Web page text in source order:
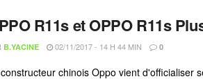
R11s et OPPO R11s
B.YACINE 02/11/2017 - 14 H 44 MIN 0
chinois Oppo vient d'officialiser